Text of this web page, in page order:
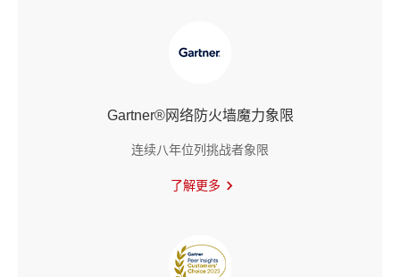
Gartner®网络防火墙魔力象限
连续八年位列挑战者象限
了解更多